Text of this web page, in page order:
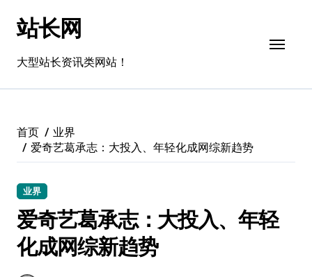
站长网
大型站长资讯类网站！
首页
业界
爱奇艺葛承志：大投入、年轻化成网综新趋势
业界
爱奇艺葛承志：大投入、年轻
化成网综新趋势